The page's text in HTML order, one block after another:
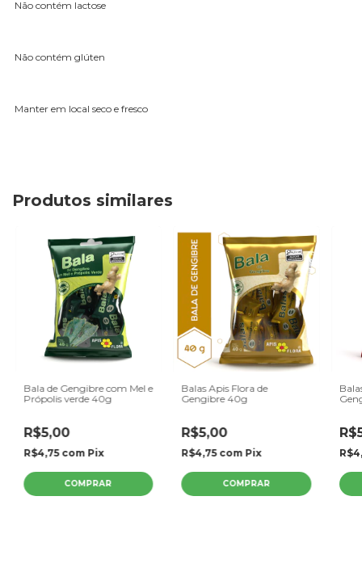
Não contém lactose
Não contém glúten
Manter em local seco e fresco
Produtos similares
Bala de Gengibre com Mel e
Própolis verde 40g
R$5,00
R$4,75 com Pix
Balas Apis Flora de
Gengibre 40g
R$5,00
R$4,75 com Pix